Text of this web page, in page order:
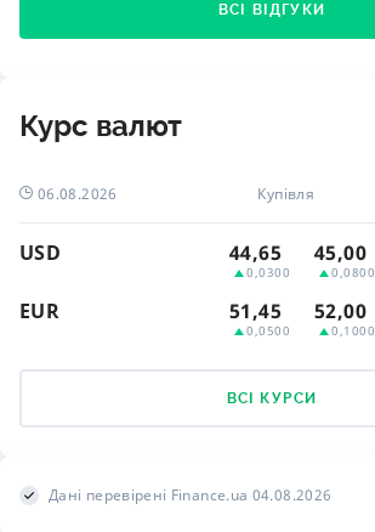
ВСІ ВІДГУКИ
Курс валют
06.08.2026 Купівля
USD 44,65
0,0300
45,00
0,0800
EUR 51,45
0,0500
52,00
0,1000
ВСІ КУРСИ
Дані перевірені Finance.ua 04.08.2026